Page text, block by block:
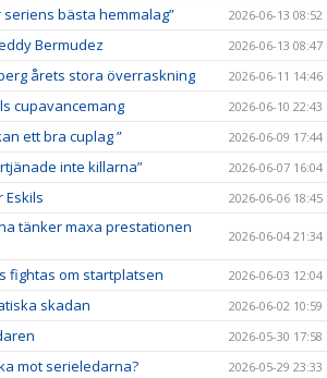
seriens bästa hemmalag” 2026-06-13 08:52
Bermudez 2026-06-13 08:47
årets stora överraskning 2026-06-11 14:46
cupavancemang 2026-06-10 22:43
ett bra cuplag ” 2026-06-09 17:44
inte killarna” 2026-06-07 16:04
2026-06-06 18:45
tänker maxa prestationen
2026-06-04 21:34
fightas om startplatsen 2026-06-03 12:04
skadan 2026-06-02 10:59
2026-05-30 17:58
mot serieledarna? 2026-05-29 23:33